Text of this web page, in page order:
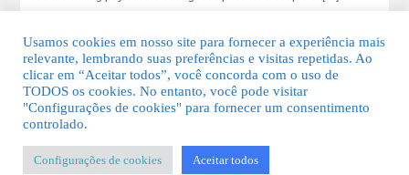
© 2026 Guia Fácil Lagos | Guia Comercial Grátis. Todos os direitos
Usamos cookies em nosso site para fornecer a experiência mais
relevante, lembrando suas preferências e visitas repetidas. Ao
clicar em “Aceitar todos”, você concorda com o uso de
TODOS os cookies. No entanto, você pode visitar
"Configurações de cookies" para fornecer um consentimento
controlado.
Configurações de cookies Aceitar todos